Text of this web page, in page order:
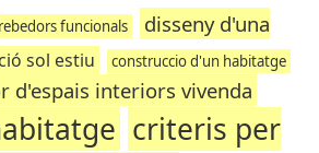
rebedors funcionals
disseny d'una
sol estiu construccio d'un habitatge
d'espais interiors vivenda
criteris per